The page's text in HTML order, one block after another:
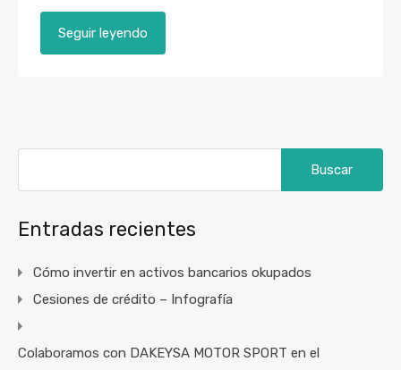
Seguir leyendo
Entradas recientes
Cómo invertir en activos bancarios okupados
Cesiones de crédito – Infografía
Colaboramos con DAKEYSA MOTOR SPORT en el